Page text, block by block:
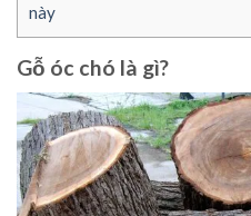
này
Gỗ óc chó là gì?